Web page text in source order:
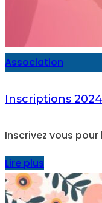
Association
Inscriptions
Inscrivez vous
Lire plus